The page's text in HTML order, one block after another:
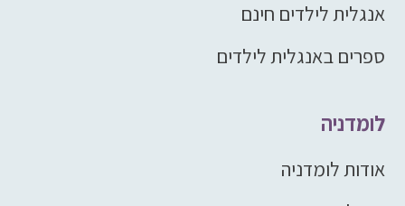
אנגלית לילדים חינם
ספרים באנגלית לילדים
לומדניה
אודות לומדניה